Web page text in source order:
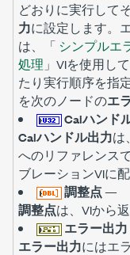
どおりに実行して
力に設定します。
は、「 シンプルエ
処理 」VIを使用し
たり実行順序を指
を次のノードのエ
Calハンド
Calハンドル出力は
へのリファレンス
ブレーションVIに配
調整点 —
調整点は、VIから
エラー出力
エラー出力にはエ